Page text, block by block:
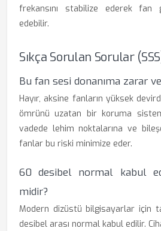
frekansını stabilize ederek fan
edebilir.
Sıkça Sorulan Sorular
Bu fan sesi donanıma zarar
Hayır, aksine fanların yüksek
ömrünü uzatan bir koruma
vadede lehim noktalarına ve
fanlar bu riski minimize eder.
60 desibel normal kabul
midir?
Modern dizüstü bilgisayarlar için
desibel arası normal kabul edilir.